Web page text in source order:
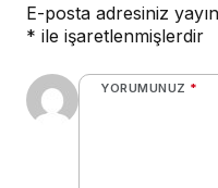
E-posta adresiniz
* ile işaretlenmişlerdir
YORUMUNUZ *